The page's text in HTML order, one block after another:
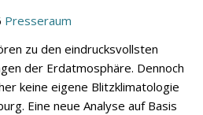
Presseraum
zu den eindrucksvollsten
der Erdatmosphäre. Dennoch
keine eigene Blitzklimatologie
Eine neue Analyse auf Basis